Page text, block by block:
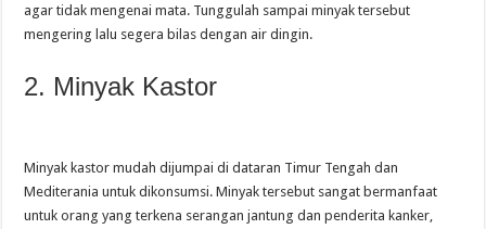
agar tidak mengenai mata. Tunggulah sampai minyak tersebut
mengering lalu segera bilas dengan air dingin.
2. Minyak Kastor
Minyak kastor mudah dijumpai di dataran Timur Tengah dan
Mediterania untuk dikonsumsi. Minyak tersebut sangat bermanfaat
untuk orang yang terkena serangan jantung dan penderita kanker,